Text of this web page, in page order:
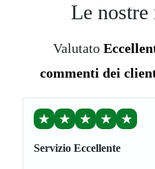
Le nostre
Valutato
commenti dei
★ ★ ★ ★ ★
Servizio Eccellente